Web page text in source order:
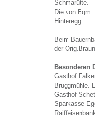
Schmarütte.
Die von Bgm.
Hinteregg.
Beim
der
Besonderen
Gasthof
Bruggmühle,
Gasthof
Sparkasse